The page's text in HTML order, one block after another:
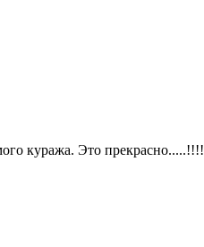
куража. Это прекрасно.....!!!!